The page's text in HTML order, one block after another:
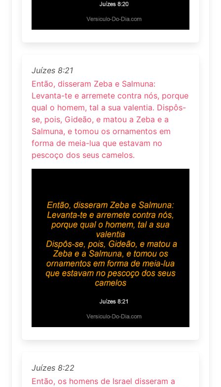
Juízes 8:21
Então, disseram Zeba e Salmuna:
Levanta-te e arremete contra nós, porque
qual o homem, tal a sua valentia. Dispôs-
se, pois, Gideão, e matou a Zeba e a
Salmuna, e tomou os ornamentos em
forma de meia-lua que estavam no
pescoço dos seus camelos.
Juízes 8:22
Então, os homens de Israel disseram a